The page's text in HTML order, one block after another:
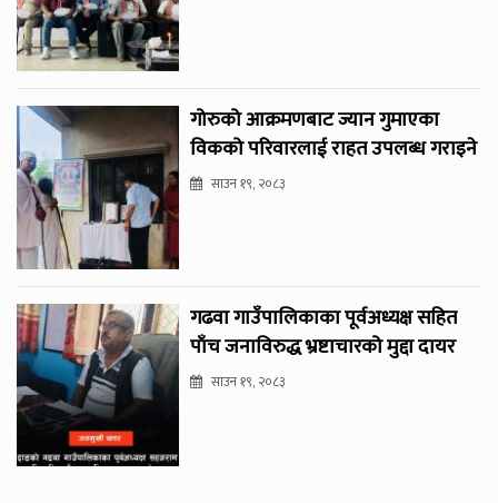
गोरुको आक्रमणबाट ज्यान गुमाएका
विकको परिवारलाई राहत उपलब्ध गराइने
साउन १९, २०८३
गढवा गाउँपालिकाका पूर्वअध्यक्ष सहित
पाँच जनाविरुद्ध भ्रष्टाचारको मुद्दा दायर
साउन १९, २०८३